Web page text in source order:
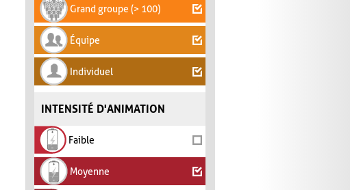
Grand groupe (> 100)
Équipe
Individuel
INTENSITÉ D'ANIMATION
Faible
Moyenne